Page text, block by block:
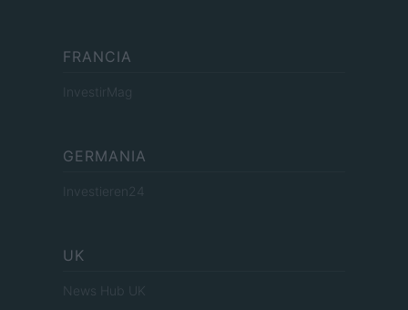
FRANCIA
InvestirMag
GERMANIA
Investieren24
UK
News Hub UK